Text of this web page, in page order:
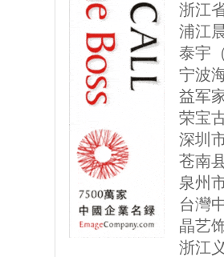
浙江
浦江
泰宇
宁波
益军
荣宝
深圳
苍南
泉州
台灣
晶艺
浙江